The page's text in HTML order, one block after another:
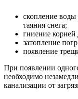
скопление воды
таяния снега;
гниение корней
затопление
появление
При появлении
необходимо
канализации от